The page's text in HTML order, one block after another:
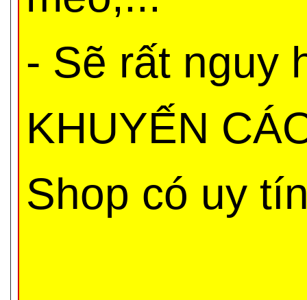
- Sẽ rất nguy
KHUYẾN
Shop có uy